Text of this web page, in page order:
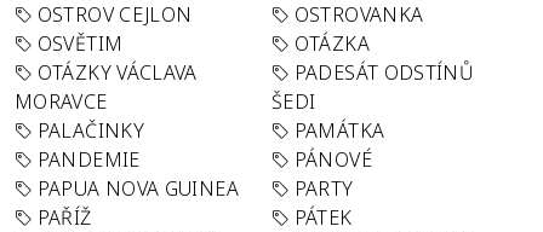
OSTROV CEJLON
OSTROVANKA
OSVĚTIM
OTÁZKA
OTÁZKY VÁCLAVA
MORAVCE
PADESÁT ODSTÍNŮ
ŠEDI
PALAČINKY
PAMÁTKA
PANDEMIE
PÁNOVÉ
PAPUA NOVA GUINEA
PARTY
PAŘÍŽ
PÁTEK